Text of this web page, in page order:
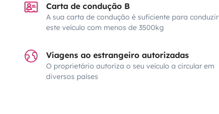
Carta de condução B
A sua carta de condução é suficiente para conduzir
este veículo com menos de 3500kg
Viagens ao estrangeiro autorizadas
O proprietário autoriza o seu veículo a circular em
diversos países